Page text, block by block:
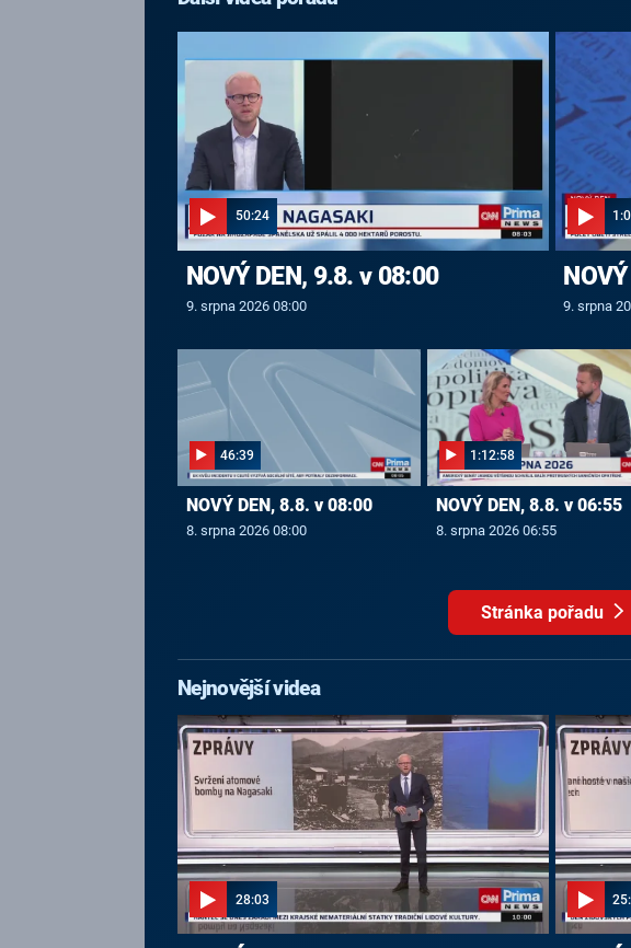
50:24
NOVÝ DEN, 9.8. v 08:00
9. srpna 2026 08:00 9. srpna
46:39
NOVÝ DEN, 8.8. v 08:00
8. srpna 2026 08:00
1:12:58
NOVÝ DEN, 8.8. v 06:55
8. srpna 2026 06:55
Stránka pořadu
Nejnovější videa
28:03